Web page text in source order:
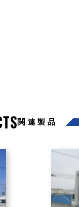
関連製品